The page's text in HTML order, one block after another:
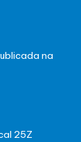
na
25Z